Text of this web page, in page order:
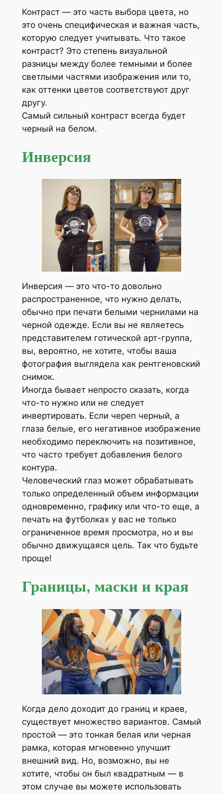
Контраст — это часть выбора цвета, но
это очень специфическая и важная часть,
которую следует учитывать. Что такое
контраст? Это степень визуальной
разницы между более темными и более
светлыми частями изображения или то,
как оттенки цветов соответствуют друг
другу.
Самый сильный контраст всегда будет
черный на белом.
Инверсия
Инверсия — это что-то довольно
распространенное, что нужно делать,
обычно при печати белыми чернилами на
черной одежде. Если вы не являетесь
представителем готической арт-группа,
вы, вероятно, не хотите, чтобы ваша
фотография выглядела как рентгеновский
снимок.
Иногда бывает непросто сказать, когда
что-то нужно или не следует
инвертировать. Если череп черный, а
глаза белые, его негативное изображение
необходимо переключить на позитивное,
что часто требует добавления белого
контура.
Человеческий глаз может обрабатывать
только определенный объем информации
одновременно, графику или что-то еще, а
печать на футболках у вас не только
ограниченное время просмотра, но и вы
обычно движущаяся цель. Так что будьте
проще!
Границы, маски и края
Когда дело доходит до границ и краев,
существует множество вариантов. Самый
простой — это тонкая белая или черная
рамка, которая мгновенно улучшит
внешний вид. Но, возможно, вы не
хотите, чтобы он был квадратным — в
этом случае вы можете использовать